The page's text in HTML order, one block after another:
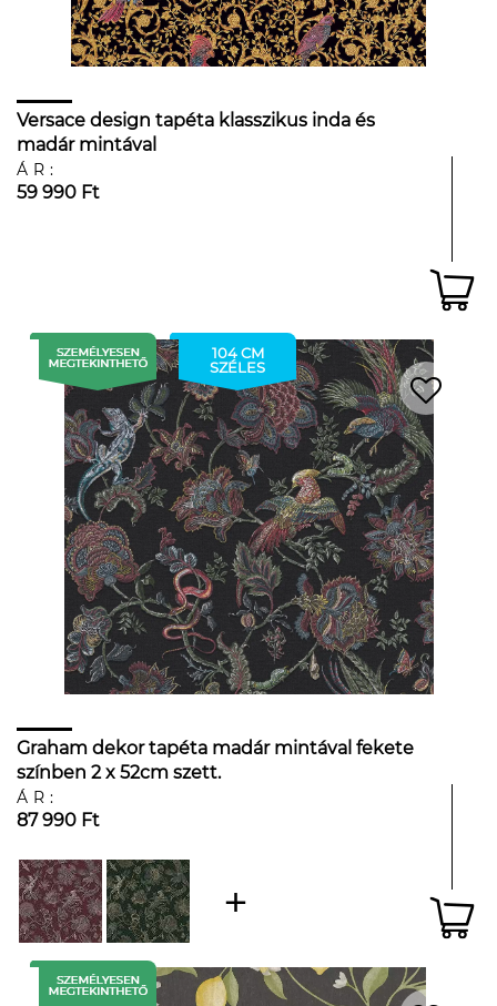
Versace design tapéta klasszikus inda és
madár mintával
ÁR:
59 990 Ft
104 CM
SZÉLES
Graham dekor tapéta madár mintával fekete
színben 2 x 52cm szett.
ÁR:
87 990 Ft